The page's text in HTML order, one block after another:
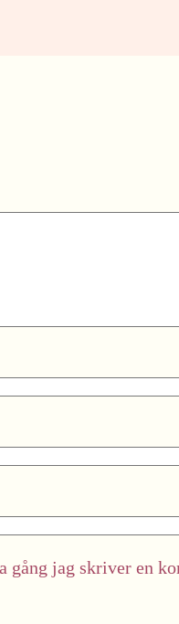
gång jag skriver en